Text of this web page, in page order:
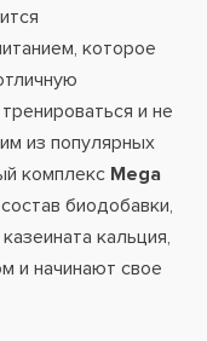
которое
и не
из популярных
комплекс Mega
биодобавки,
кальция,
и начинают свое